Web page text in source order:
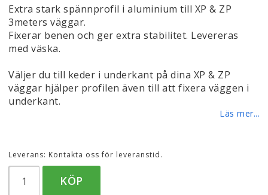
Kontaktformulär
Villkor & info
Extra stark spännprofil i aluminium till XP & ZP
3meters väggar.
Fixerar benen och ger extra stabilitet. Levereras
med väska.
Väljer du till keder i underkant på dina XP & ZP
väggar hjälper profilen även till att fixera väggen i
underkant.
Läs mer...
Leverans: Kontakta oss för leveranstid.
KÖP